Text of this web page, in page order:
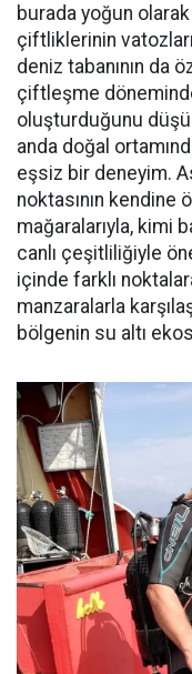
burada yoğun
çiftliklerinin
deniz tabanının da
çiftleşme
oluşturduğunu
anda doğal
eşsiz bir deneyim.
noktasının kendine
mağaralarıyla, kimi
canlı çeşitliliğiyle
içinde farklı
manzaralarla
bölgenin su altı